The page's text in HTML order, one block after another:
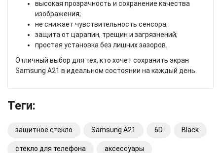
высокая прозрачность и сохранение качества
изображения;
не снижает чувствительность сенсора;
защита от царапин, трещин и загрязнений;
простая установка без лишних зазоров.
Отличный выбор для тех, кто хочет сохранить экран
Samsung A21 в идеальном состоянии на каждый день.
Теги:
защитное стекло Samsung A21 6D Black
стекло для телефона аксессуары